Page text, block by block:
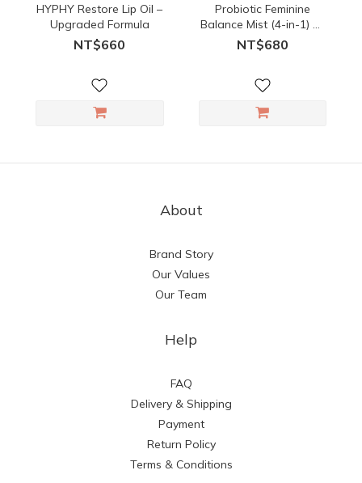
HYPHY Restore Lip Oil –
Upgraded Formula
NT$660
Probiotic Feminine
Balance Mist (4-in-1) ｜
HYPHY
NT$680
About
Brand Story
Our Values
Our Team
Help
FAQ
Delivery & Shipping
Payment
Return Policy
Terms & Conditions